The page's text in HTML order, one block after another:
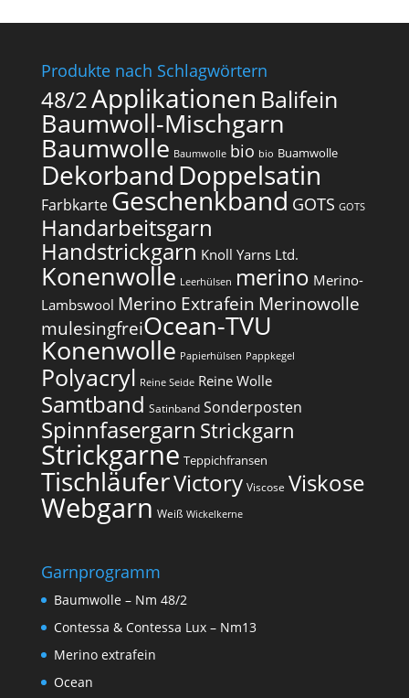
Produkte nach Schlagwörtern
48/2Applikationen Balifein
Baumwoll-Mischgarn
Baumwolle Baumwolle bio bio Buamwolle
Dekorband Doppelsatin
Farbkarte Geschenkband GOTS GOTS
Handarbeitsgarn
Handstrickgarn Knoll Yarns Ltd.
Konenwolle Leerhülsen merino Merino-
Lambswool Merino Extrafein Merinowolle
mulesingfrei​Ocean-TVU
Konenwolle Papierhülsen Pappkegel
Polyacryl Reine Seide Reine Wolle
Samtband Satinband Sonderposten
Spinnfasergarn Strickgarn
Strickgarne Teppichfransen
TischläuferVictory Viscose Viskose
Webgarn Weiß Wickelkerne
Garnprogramm
Baumwolle – Nm 48/2
Contessa & Contessa Lux – Nm13
Merino extrafein
Ocean